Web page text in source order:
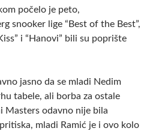
počelo je peto,
snooker lige “Best of the Best”,
i “Hanovi” bili su poprište
jasno da se mladi Nedim
tabele, ali borba za ostale
Masters odavno nije bila
mladi Ramić je i ovo kolo